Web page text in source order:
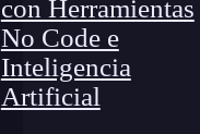
con Herramientas
No Code e
Inteligencia
Artificial